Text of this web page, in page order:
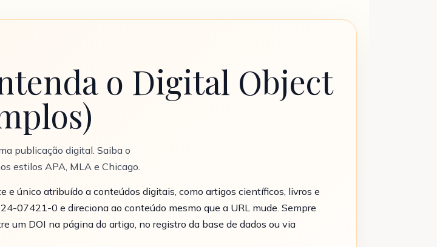
o Digital Object
publicação digital. Saiba o
estilos APA, MLA e Chicago.
único atribuído a conteúdos digitais, como artigos científicos, livros e
07421-0 e direciona ao conteúdo mesmo que a URL mude. Sempre
um DOI na página do artigo, no registro da base de dados ou via